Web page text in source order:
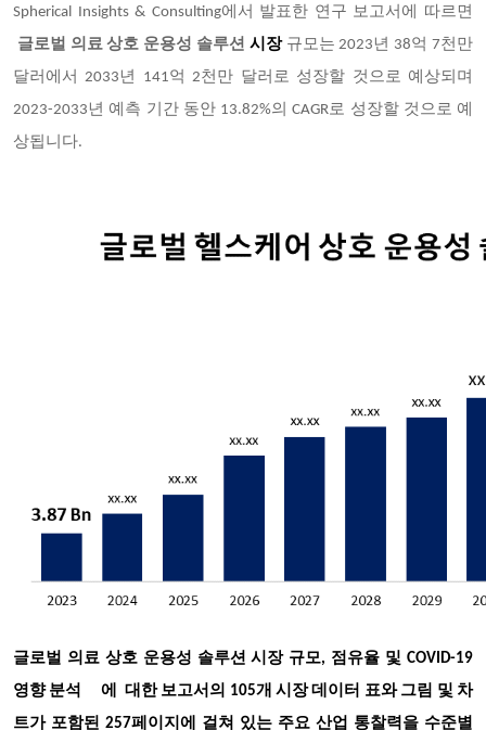
Spherical Insights & Consulting에서 발표한 연구 보고서에 따르면
글로벌 의료 상호 운용성 솔루션 시장 규모는 2023년 38억 7천만
달러에서 2033년 141억 2천만 달러로 성장할 것으로 예상되며
2023-2033년 예측 기간 동안 13.82%의 CAGR로 성장할 것으로 예
상됩니다.
글로벌 의료 상호 운용성 솔루션 시장 규모, 점유율 및 COVID-19
영향 분석
에
대한 보고서의 105개 시장 데이터 표와 그림 및 차
트가 포함된 257페이지에 걸쳐 있는 주요 산업 통찰력을 수준별